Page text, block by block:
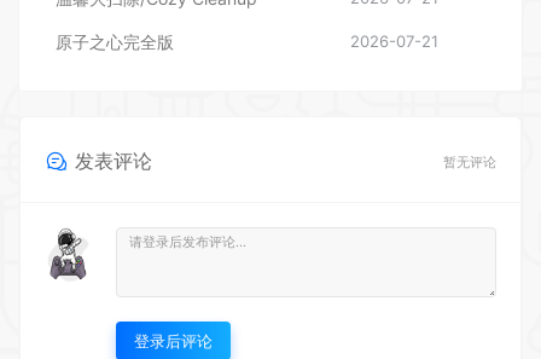
发表评论